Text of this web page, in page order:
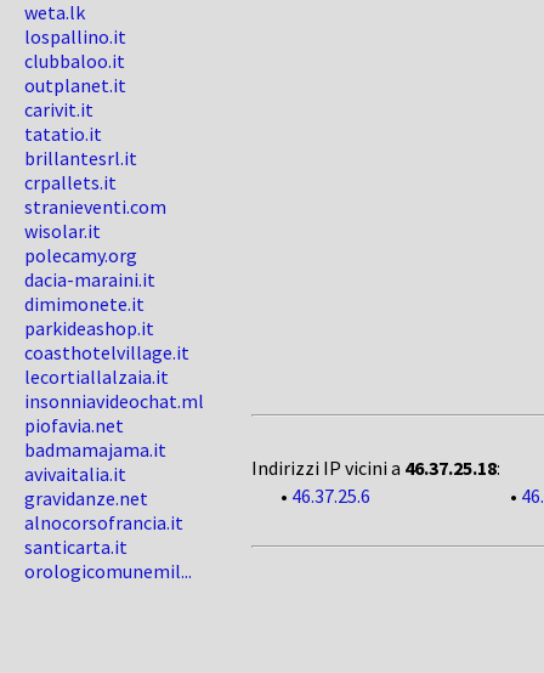
weta.lk
lospallino.it
clubbaloo.it
outplanet.it
carivit.it
tatatio.it
brillantesrl.it
crpallets.it
stranieventi.com
wisolar.it
polecamy.org
dacia-maraini.it
dimimonete.it
parkideashop.it
coasthotelvillage.it
lecortiallalzaia.it
insonniavideochat.ml
piofavia.net
badmamajama.it
avivaitalia.it
gravidanze.net
alnocorsofrancia.it
santicarta.it
orologicomunemil...
Indirizzi IP vicini a 46.37.25.18:
• 46.37.25.6 •